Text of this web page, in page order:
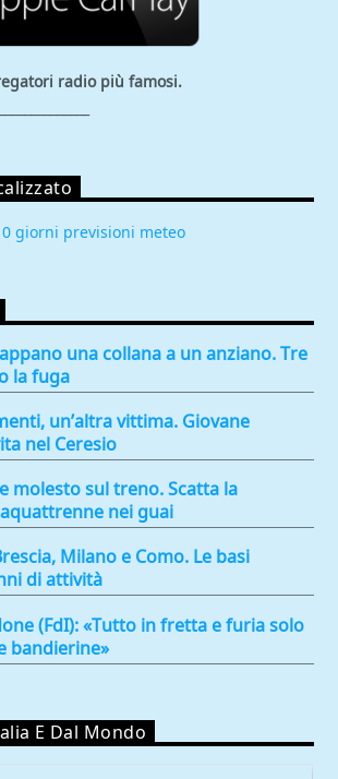
radio più famosi.
giorni previsioni meteo
una collana a un anziano. Tre
la fuga
un’altra vittima. Giovane
nel Ceresio
molesto sul treno. Scatta la
nei guai
Milano e Como. Le basi
di attività
(FdI): «Tutto in fretta e furia solo
bandierine»
E Dal Mondo